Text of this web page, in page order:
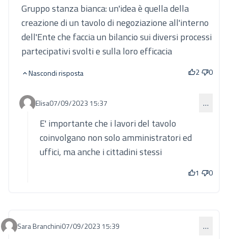
Gruppo stanza bianca: un'idea è quella della
creazione di un tavolo di negoziazione all'interno
dell'Ente che faccia un bilancio sui diversi processi
partecipativi svolti e sulla loro efficacia
Nascondi risposta 2 0
Commento 852 (risposta al commento 850)
Elisa07/09/2023 15:37 …
E' importante che i lavori del tavolo
coinvolgano non solo amministratori ed
uffici, ma anche i cittadini stessi
1 0
Commento 854
Sara Branchini07/09/2023 15:39 …